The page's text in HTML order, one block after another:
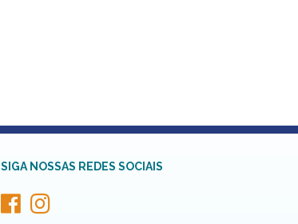
SIGA NOSSAS REDES SOCIAIS